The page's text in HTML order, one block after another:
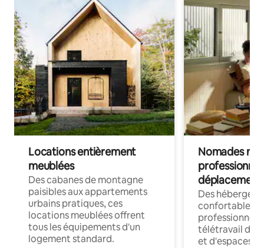
Locations entièrement
meublées
Des cabanes de montagne
paisibles aux appartements
urbains pratiques, ces
locations meublées offrent
tous les équipements d'un
logement standard.
Nomades
déplacement
Des
confortables
professionnels
télétravail
et d'espaces